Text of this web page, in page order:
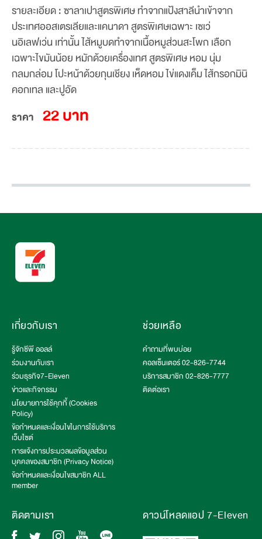
รายละเอียด : ซาลาเปาสูตรพิเศษ ทำจากแป้งสาลีนำเข้าจาก
ประเทศออสเตรเลียและแคนาดา สูตรพิเศษเฉพาะ เซเว่
นอิเลฟเว่น เท่านั้น ไส้หมูบดทำจากเนื้อหมูส่วนสะโพก เลือก
เฉพาะไขมันน้อย หมักด้วยเครื่องเทศ สูตรพิเศษ หอม นุ่ม
กลมกล่อม โปะหน้าด้วยกุนเชียง เห็ดหอม ไข่แดงเค็ม ไส้กรอกมินิ
คอกเทล และปูอัด
ราคา 22บาท
เกี่ยวกับเรา
รู้จักซีพี ออลล์
ร่วมงานกับเรา
ร่วมธุรกิจ7-Eleven
ข่าวและกิจกรรม
นโยบายการใช้คุกกี้ (Cookies
Policy)
ข้อกำหนดและเงื่อนไขในการใช้บริการ
เว็บไซต์
การแจ้งการประมวลผลข้อมูลส่วน
บุคคลของสมาชิก (Privacy Notice)
ข้อกำหนดและเงื่อนไขสมาชิก ALL
member
ช่วยเหลือ
คำถามที่พบบ่อย
คอลเซ็นเตอร์ 02-826-7744
บริการสมาชิก 02-826-7777
ติดต่อเรา
ติดตามเรา ดาวน์โหลดแอป 7-Eleven